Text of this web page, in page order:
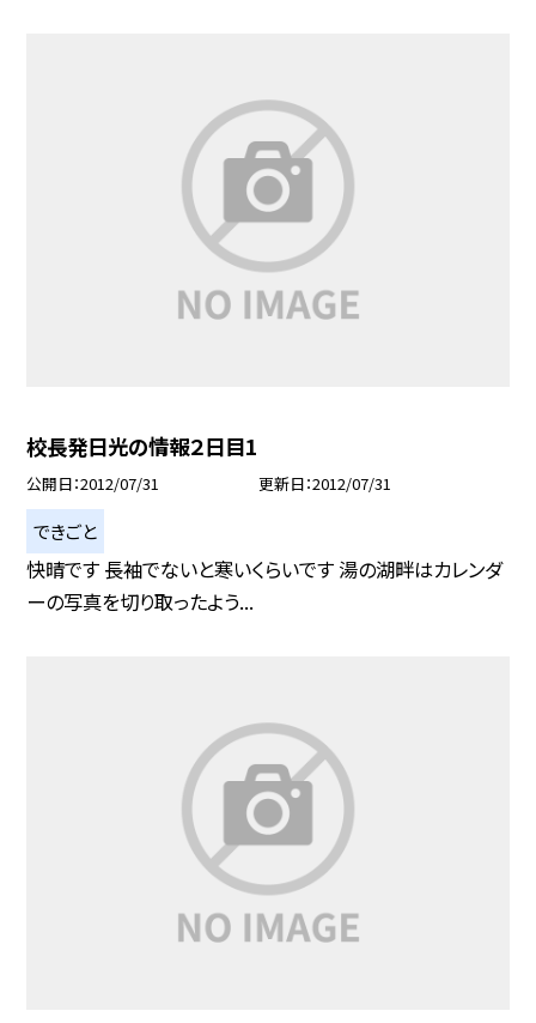
校長発日光の情報２日目1
公開日 2012/07/31 更新日 2012/07/31
できごと
快晴です 長袖でないと寒いくらいです 湯の湖畔はカレンダ
ーの写真を切り取ったよう...